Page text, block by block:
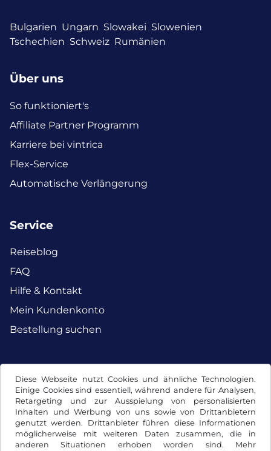
Diese Webseite nutzt Cookies und ähnliche Technologien.
Einige Cookies sind essentiell, während andere für Analysen,
Retargeting und zur Ausspielung von personalisierten
Inhalten und Werbung von uns sowie von Drittanbietern
genutzt werden. Drittanbieter führen diese Informationen
möglicherweise mit weiteren Daten zusammen, die in
anderen Situationen erhoben worden sind. Mehr
Bulgarien Ungarn Slowakei Slowenien
Tschechien Schweiz Rumänien
Über uns
So funktioniert's
Affiliate Partner Programm
Karriere bei vintrica
Flex-Service
Automatische Verlängerung
Service
Reiseblog
FAQ
Hilfe & Kontakt
Mein Kundenkonto
Bestellung suchen
Facebook Instagram